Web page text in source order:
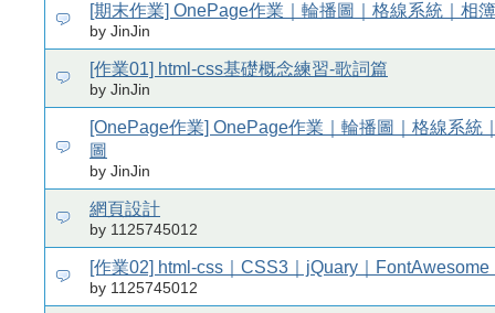
[期末作業] OnePage作業｜輪播圖｜格線系統｜相
by JinJin
[作業01] html-css基礎概念練習-歌詞篇
by JinJin
[OnePage作業] OnePage作業｜輪播圖｜格線系統
圖
by JinJin
網頁設計
by 1125745012
[作業02] html-css｜CSS3｜jQuary｜FontAwesome
by 1125745012